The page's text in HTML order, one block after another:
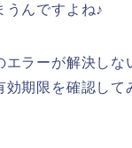
うんですよね♪
ラーが解決しな
効期限を確認して